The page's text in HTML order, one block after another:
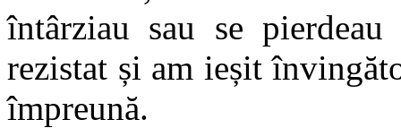
întârziau sau se
rezistat și am ieșit
împreună.